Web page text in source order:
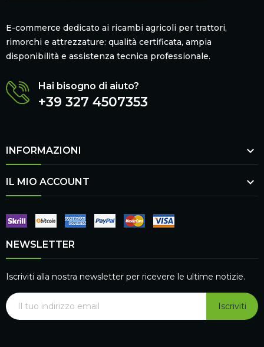
E-commerce dedicato ai ricambi agricoli per trattori,
rimorchi e attrezzature: qualità certificata, ampia
disponibilità e assistenza tecnica professionale.
Hai bisogno di aiuto?
+39 327 4507353
INFORMAZIONI 
IL MIO ACCOUNT 
NEWSLETTER
Iscriviti alla nostra newsletter per ricevere le ultime notizie.
Iscriviti